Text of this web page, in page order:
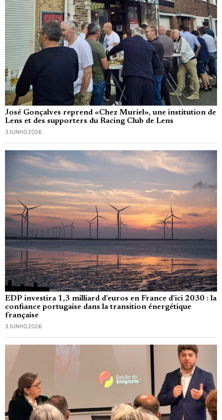
José Gonçalves reprend «Chez Muriel», une institution de
Lens et des supporters du Racing Club de Lens
3 JUNHO, 2026
EDP investira 1,3 milliard d’euros en France d’ici 2030 : la
confiance portugaise dans la transition énergétique
française
3 JUNHO, 2026